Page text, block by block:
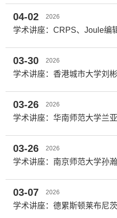
04-02 2026
03-30 2026
03-26 2026
03-26 2026
学术讲座：南京师范大学孙
03-07 2026